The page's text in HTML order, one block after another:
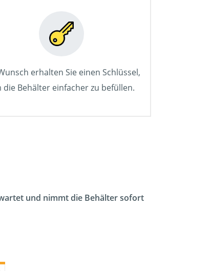
erhalten Sie einen Schlüssel,
die Behälter einfacher zu befüllen.
und nimmt die Behälter sofort